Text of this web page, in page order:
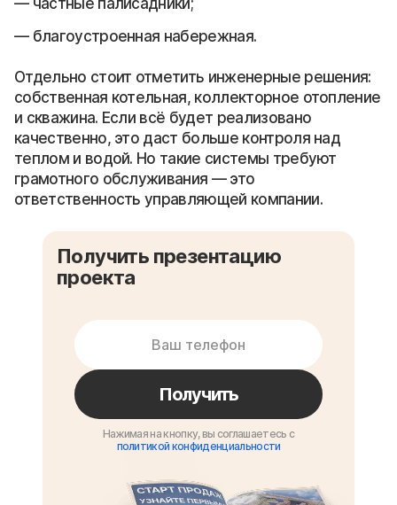
частные палисадники;
благоустроенная набережная.
Отдельно стоит отметить инженерные решения:
собственная котельная, коллекторное отопление
и скважина. Если всё будет реализовано
качественно, это даст больше контроля над
теплом и водой. Но такие системы требуют
грамотного обслуживания — это
ответственность управляющей компании.
Получить презентацию
проекта
Получить
Нажимая на кнопку, вы соглашаетесь с
политикой конфиденциальности